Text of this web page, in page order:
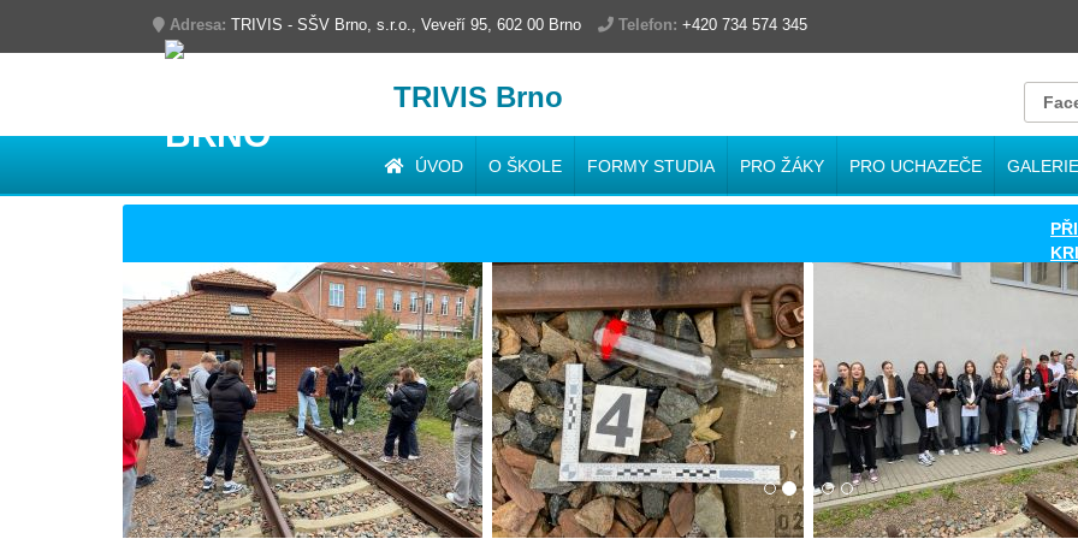
Adresa: TRIVIS - SŠV Brno, s.r.o., Veveří 95, 602 00 Brno Telefon: +420 734 574 345
TRIVIS Brno
ÚVOD O ŠKOLE FORMY STUDIA PRO ŽÁKY PRO UCHAZEČE GALERIE